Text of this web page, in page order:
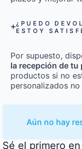
¿PUEDO
ESTOY
Por supuesto,
la recepción de tu
productos si no
personalizados
Aún no hay
Sé el primero